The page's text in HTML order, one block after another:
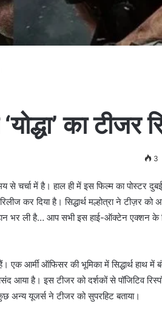
का टीजर
3
से चर्चा में है। हाल ही में इस फिल्म का पोस्टर
कर दिया है। सिद्धार्थ मल्होत्रा ने टीज़र को
भर ली है… आप सभी इस हाई-ऑक्टेन एक्शन के
एक आर्मी ऑफिसर की भूमिका में सिद्धार्थ हाथ में
है। इस टीजर को दर्शकों से पॉजिटिव
अन्य यूजर्स ने टीजर को सुपरहिट बताया।